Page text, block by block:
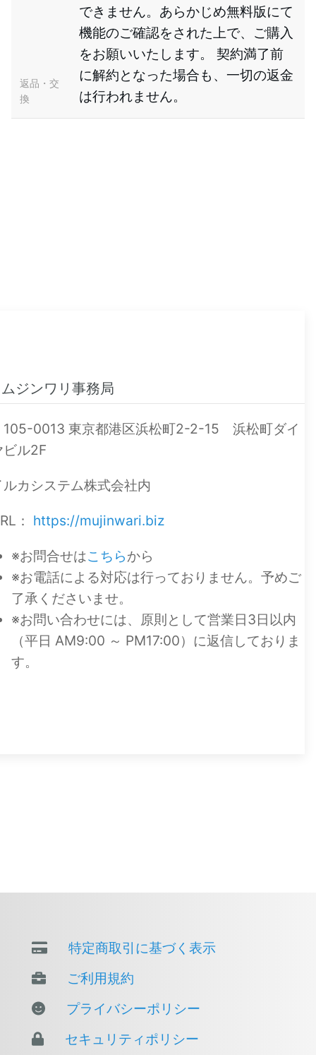
返品・交
換
できません。あらかじめ無料版にて
機能のご確認をされた上で、ご購入
をお願いいたします。 契約満了前
に解約となった場合も、一切の返金
は行われません。
ムジンワリ事務局
105-0013 東京都港区浜松町2-2-15 浜松町ダイ
ビル2F
ルカシステム株式会社内
： https://mujinwari.biz
※お問合せはこちらから
※お電話による対応は行っておりません。予めご
了承くださいませ。
※お問い合わせには、原則として営業日3日以内
（平日 AM9:00 ～ PM17:00）に返信しておりま
す。
特定商取引に基づく表示
ご利用規約
プライバシーポリシー
セキュリティポリシー